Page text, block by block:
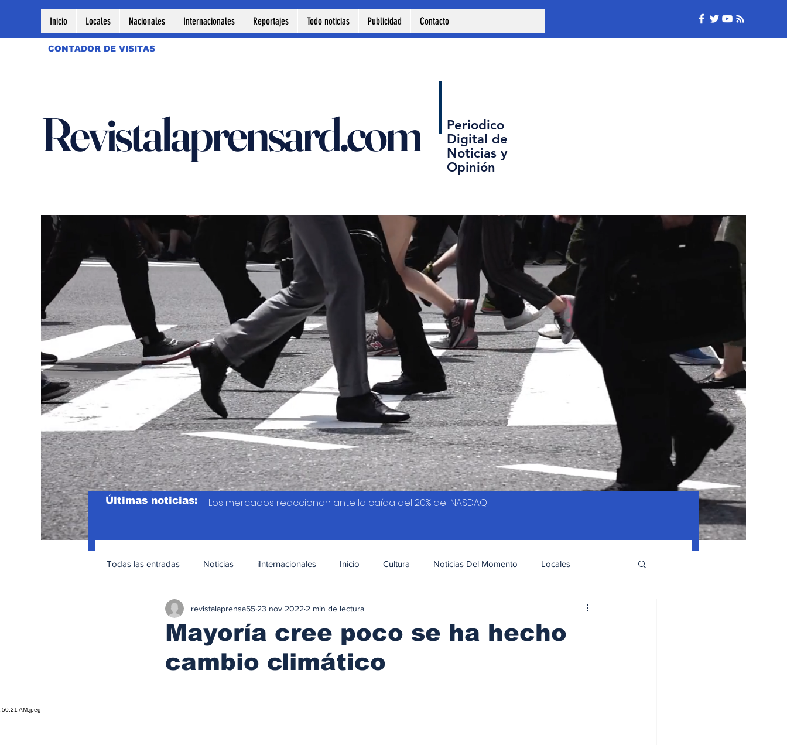
Inicio Locales Nacionales Internacionales Reportajes Todo noticias Publicidad Contacto
CONTADOR DE VISITAS
Revistalaprensard.com
Periodico
Digital de
Noticias y
Opinión
Últimas noticias: Los mercados reaccionan ante la caída del 20% del NASDAQ
Todas las entradas Noticias iInternacionales Inicio Cultura Noticias Del Momento Locales
Nacionales Educación Sexual Deportes Opinión
Mayoría cree poco se ha hecho
cambio climático
revistalaprensa55 23 nov 2022 2 min de lectura